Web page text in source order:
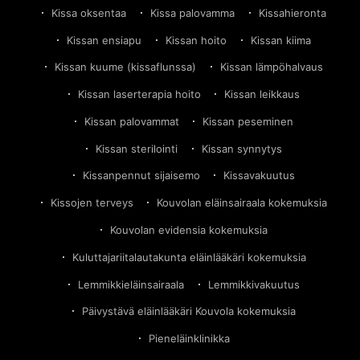
Kissa oksentaa Kissa palovamma Kissahieronta
Kissan ensiapu Kissan hoito Kissan kiima
Kissan kuume (kissaflunssa) Kissan lämpöhalvaus
Kissan laserterapia hoito Kissan leikkaus
Kissan palovammat Kissan peseminen
Kissan sterilointi Kissan synnytys
Kissanpennut sijaisemo Kissavakuutus
Kissojen terveys Kouvolan eläinsairaala kokemuksia
Kouvolan evidensia kokemuksia
Kuluttajariitalautakunta eläinlääkäri kokemuksia
Lemmikkieläinsairaala Lemmikkivakuutus
Päivystävä eläinlääkäri Kouvola kokemuksia
Pieneläinklinikka